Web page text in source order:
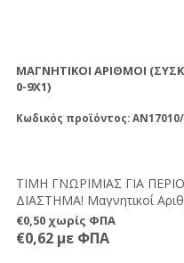
ΜΑΓΝΗΤΙΚΟΊ ΑΡΙΘΜΟΊ
0-9X1)
Κωδικός προϊόντος:
ΤΙΜΗ ΓΝΩΡΙΜΙΑΣ ΓΙΑ
ΔΙΑΣΤΗΜΑ! Μαγνητικοί
αρίθμηση κυψελών, εύκολα,
και ευέλικτα! Ισχυρό
το οποίο δεν ξεκολλάει
€0,50 χωρίς ΦΠΑ
€0,62 με ΦΠΑ